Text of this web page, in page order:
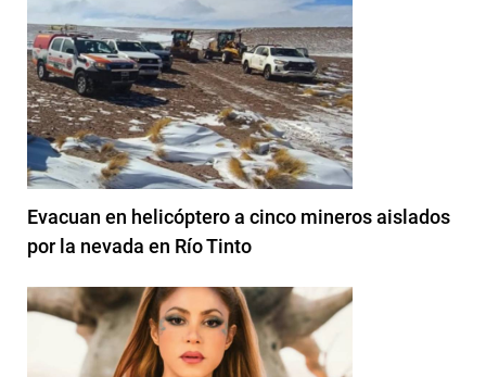
Evacuan en helicóptero a cinco mineros aislados
por la nevada en Río Tinto